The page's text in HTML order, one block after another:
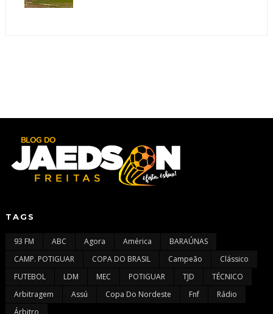
TAGS
93 FM ABC Agora América
BARAÚNAS
CAMP. POTIGUAR
COPA DO BRASIL Campeão
Clássico
FUTEBOL
LDM MEC POTIGUAR TJD
TÉCNICO
Arbitragem
Assú Copa Do Nordeste Fnf
Rádio